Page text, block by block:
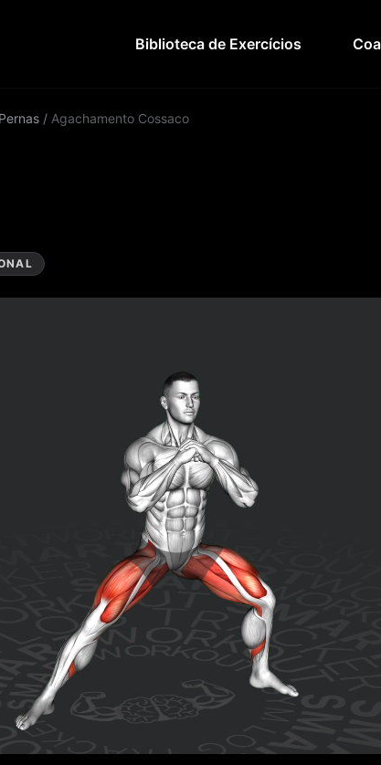
Biblioteca de Exercícios
Pernas / Agachamento Cossaco